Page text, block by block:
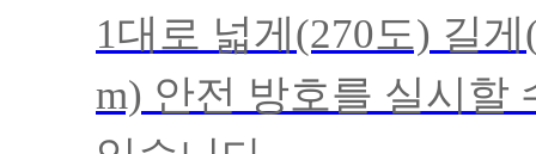
1대로 넓게(270도) 길게
m) 안전 방호를 실시할